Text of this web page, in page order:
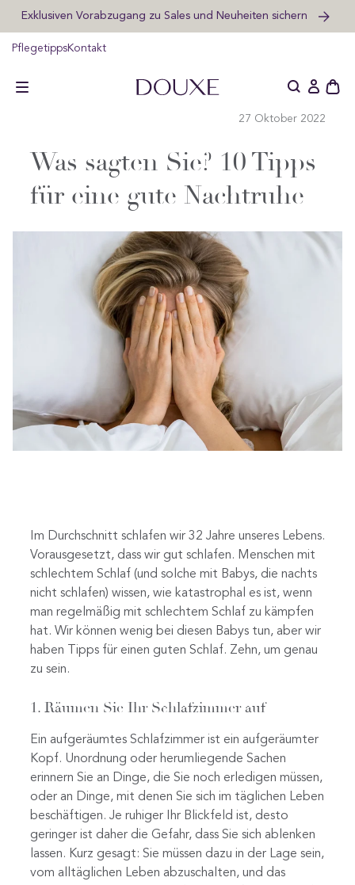
Exklusiven Vorabzugang zu Sales und Neuheiten sichern
PflegetippsKontakt DOUXE DE
Was sagten Sie? 10 Tipps
für eine gute Nachtruhe
27 Oktober 2022
Im Durchschnitt schlafen wir 32 Jahre unseres Lebens.
Vorausgesetzt, dass wir gut schlafen. Menschen mit
schlechtem Schlaf (und solche mit Babys, die nachts
nicht schlafen) wissen, wie katastrophal es ist, wenn
man regelmäßig mit schlechtem Schlaf zu kämpfen
hat. Wir können wenig bei diesen Babys tun, aber wir
haben Tipps für einen guten Schlaf. Zehn, um genau
zu sein.
1. Räumen Sie Ihr Schlafzimmer auf
Ein aufgeräumtes Schlafzimmer ist ein aufgeräumter
Kopf. Unordnung oder herumliegende Sachen
erinnern Sie an Dinge, die Sie noch erledigen müssen,
oder an Dinge, mit denen Sie sich im täglichen Leben
beschäftigen. Je ruhiger Ihr Blickfeld ist, desto
geringer ist daher die Gefahr, dass Sie sich ablenken
lassen. Kurz gesagt: Sie müssen dazu in der Lage sein,
vom alltäglichen Leben abzuschalten, und das